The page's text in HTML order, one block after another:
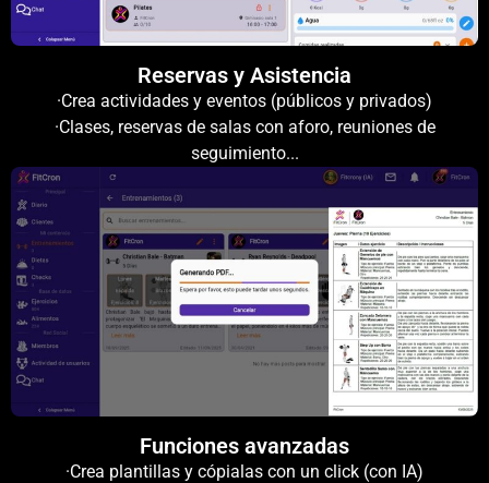
Reservas y Asistencia
·Crea actividades y eventos (públicos y privados)
·Clases, reservas de salas con aforo, reuniones de
seguimiento...
Funciones avanzadas
·Crea plantillas y cópialas con un click (con IA)